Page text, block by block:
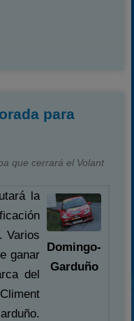
para
que cerrará el Volant
la
Varios
ganar
del
Domingo-
Garduño